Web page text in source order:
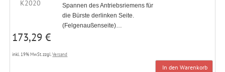
Spannen des Antriebsriemens für
die Bürste derlinken Seite.
(Felgenaußenseite)…
173,29 €
inkl. 19% MwSt. zzgl.Versand
In den Warenkorb